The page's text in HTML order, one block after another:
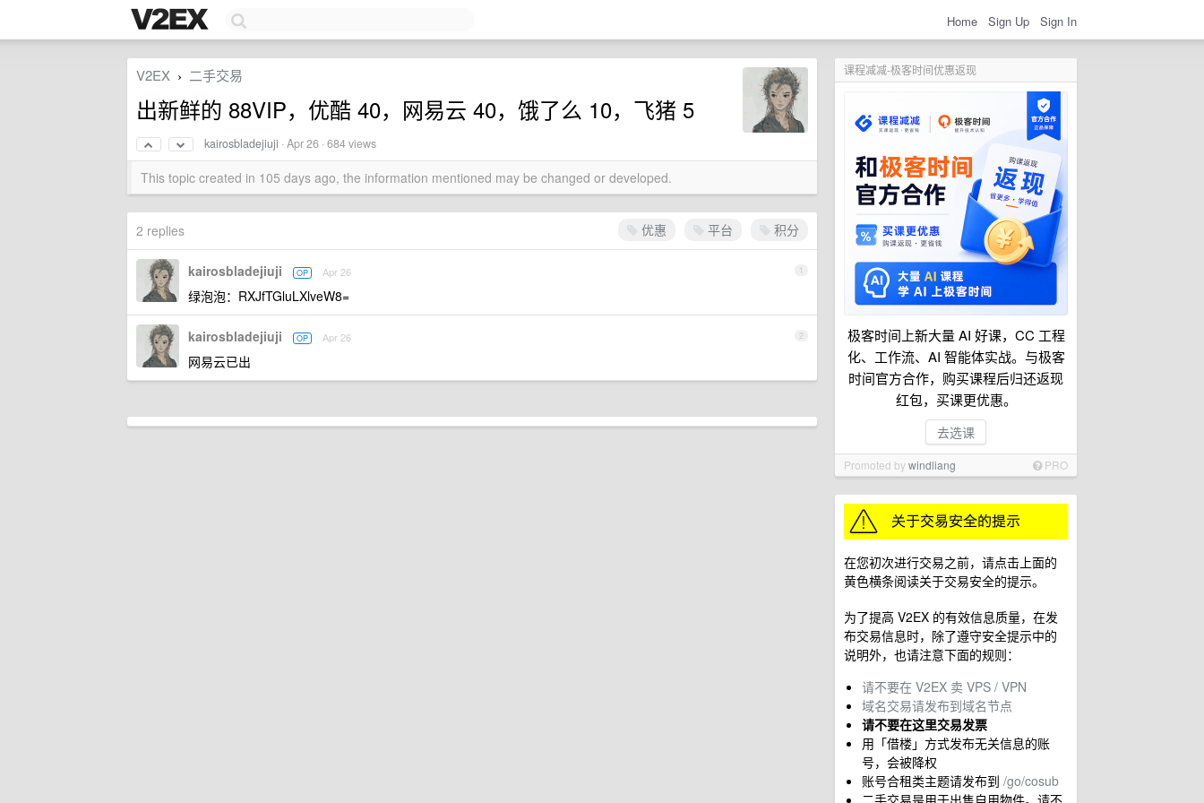
Home Sign Up Sign In
课程减减-极客时间优惠返现
极客时间上新大量 AI 好课，CC 工程
化、工作流、AI 智能体实战。与极客
时间官方合作，购买课程后归还返现
红包，买课更优惠。
去选课
Promoted bywindliang PRO
在您初次进行交易之前，请点击上面的
黄色横条阅读关于交易安全的提示。
为了提高 V2EX 的有效信息质量，在发
布交易信息时，除了遵守安全提示中的
说明外，也请注意下面的规则：
请不要在 V2EX 卖 VPS / VPN
域名交易请发布到域名节点
请不要在这里交易发票
用「借楼」方式发布无关信息的账
号，会被降权
账号合租类主题请发布到 /go/cosub
二手交易是用于出售自用物件。请不
V2EX › 二手交易
出新鲜的 88VIP，优酷 40，网易云 40，饿了么 10，飞猪 5
kairosbladejiuji ·Apr 26 · 684 views
This topic created in 105 days ago, the information mentioned may be changed or developed.
优惠 平台 积分
2 replies
1
kairosbladejiuji OP Apr 26
绿泡泡：RXJfTGluLXlveW8=
2
kairosbladejiuji OP Apr 26
网易云已出